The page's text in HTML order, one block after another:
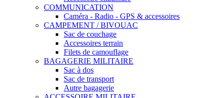
COMMUNICATION
Caméra - Radio - GPS & accessoires
CAMPEMENT / BIVOUAC
Sac de couchage
Accessoires terrain
Filets de camouflage
BAGAGERIE MILITAIRE
Sac à dos
Sac de transport
Autre bagagerie